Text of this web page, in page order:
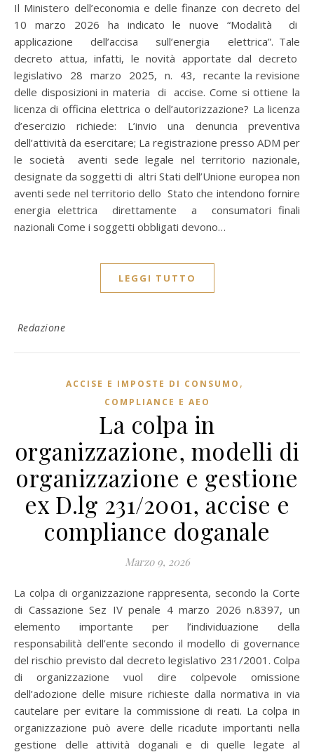
Il Ministero dell’economia e delle finanze con decreto del
10 marzo 2026 ha indicato le nuove “Modalità di
applicazione dell’accisa sull’energia elettrica”. Tale
decreto attua, infatti, le novità apportate dal decreto
legislativo 28 marzo 2025, n. 43, recante la revisione
delle disposizioni in materia di accise. Come si ottiene la
licenza di officina elettrica o dell’autorizzazione? La licenza
d’esercizio richiede: L’invio una denuncia preventiva
dell’attività da esercitare; La registrazione presso ADM per
le società aventi sede legale nel territorio nazionale,
designate da soggetti di altri Stati dell’Unione europea non
aventi sede nel territorio dello Stato che intendono fornire
energia elettrica direttamente a consumatori finali
nazionali Come i soggetti obbligati devono…
LEGGI TUTTO
Redazione
ACCISE E IMPOSTE DI CONSUMO ,
COMPLIANCE E AEO
La colpa in
organizzazione, modelli di
organizzazione e gestione
ex D.lg 231/2001, accise e
compliance doganale
Marzo 9, 2026
La colpa di organizzazione rappresenta, secondo la Corte
di Cassazione Sez IV penale 4 marzo 2026 n.8397, un
elemento importante per l’individuazione della
responsabilità dell’ente secondo il modello di governance
del rischio previsto dal decreto legislativo 231/2001. Colpa
di organizzazione vuol dire colpevole omissione
dell’adozione delle misure richieste dalla normativa in via
cautelare per evitare la commissione di reati. La colpa in
organizzazione può avere delle ricadute importanti nella
gestione delle attività doganali e di quelle legate al